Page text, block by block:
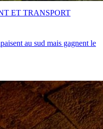
au sud mais gagnent le
ET TRANSPORT